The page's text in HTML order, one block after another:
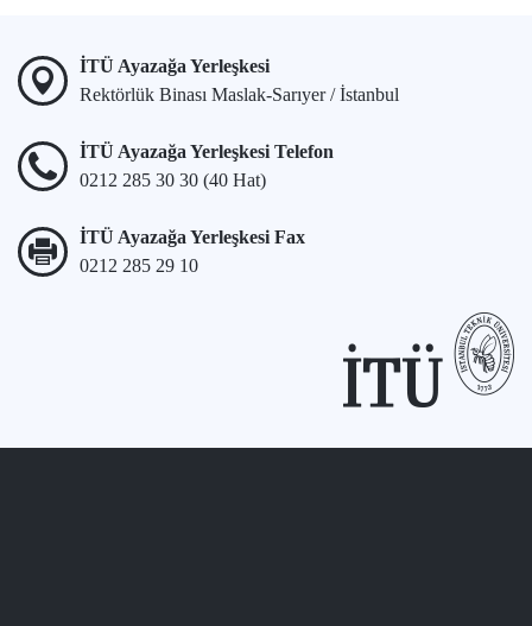
İTÜ Ayazağa Yerleşkesi
Rektörlük Binası Maslak-Sarıyer / İstanbul
İTÜ Ayazağa Yerleşkesi Telefon
0212 285 30 30 (40 Hat)
İTÜ Ayazağa Yerleşkesi Fax
0212 285 29 10